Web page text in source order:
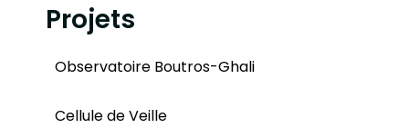
Projets
Observatoire Boutros-Ghali
Cellule de Veille